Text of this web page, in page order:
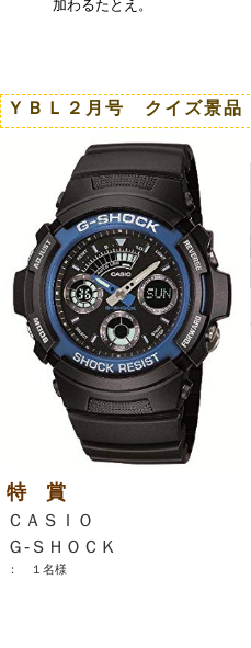
加わるたとえ。
ＹＢＬ２月号 クイズ景品
特 賞
ＣＡＳＩＯ
Ｇ‐ＳＨＯＣＫ
： １名様